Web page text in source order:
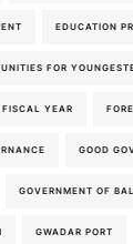
EDUCATION
FOR
FISCAL YEAR
GOOD
GOVERNMENT OF
GWADAR PORT